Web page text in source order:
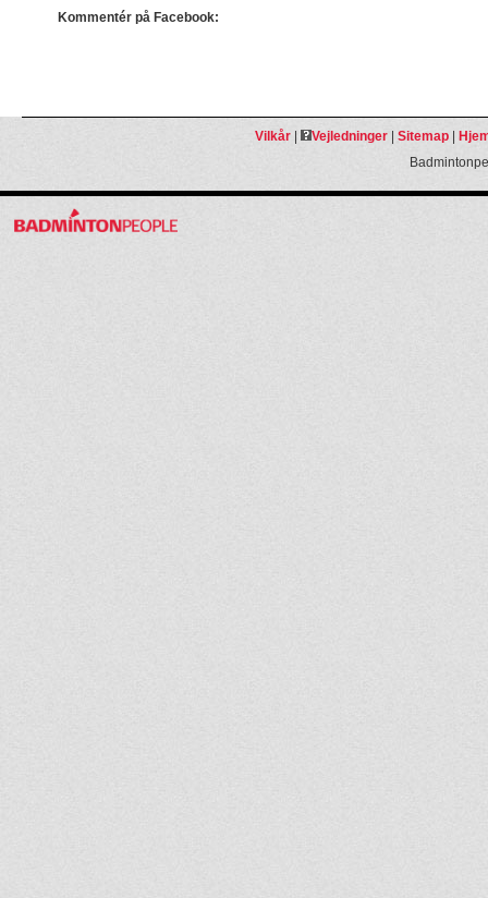
Kommentér på Facebook:
Vilkår| Vejledninger| Sitemap|